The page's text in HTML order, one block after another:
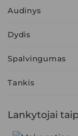
Audinys
Dydis
Spalvingumas
Tankis
Lankytojai